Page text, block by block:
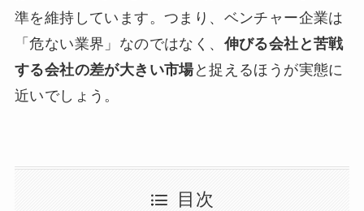
準を維持しています。つまり、ベンチャー企業は
「危ない業界」なのではなく、伸びる会社と苦戦
する会社の差が大きい市場と捉えるほうが実態に
近いでしょう。
目次